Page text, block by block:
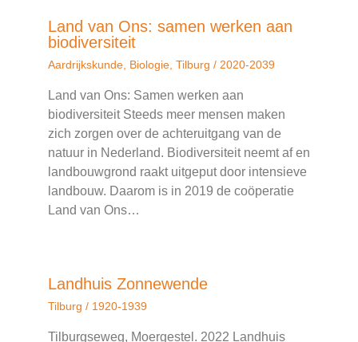
Land van Ons: samen werken aan
biodiversiteit
Aardrijkskunde Biologie Tilburg / 2020-2039
Land van Ons: Samen werken aan
biodiversiteit Steeds meer mensen maken
zich zorgen over de achteruitgang van de
natuur in Nederland. Biodiversiteit neemt af en
landbouwgrond raakt uitgeput door intensieve
landbouw. Daarom is in 2019 de coöperatie
Land van Ons…
Landhuis Zonnewende
Tilburg / 1920-1939
Tilburgseweg, Moergestel. 2022 Landhuis